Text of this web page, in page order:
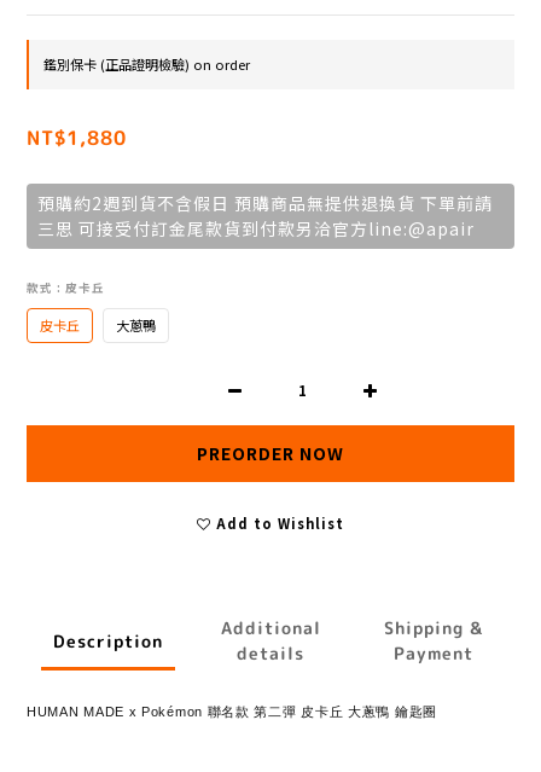
鑑別保卡 (正品證明檢驗) on order
NT$1,880
預購約2週到貨不含假日 預購商品無提供退換貨 下單前請
三思 可接受付訂金尾款貨到付款另洽官方line:@apair
款式 : 皮卡丘
皮卡丘 大蔥鴨
PREORDER NOW
Add to Wishlist
Description
Additional
details
Shipping &
Payment
HUMAN MADE x Pokémon 聯名款 第二彈 皮卡丘 大蔥鴨 鑰匙圈